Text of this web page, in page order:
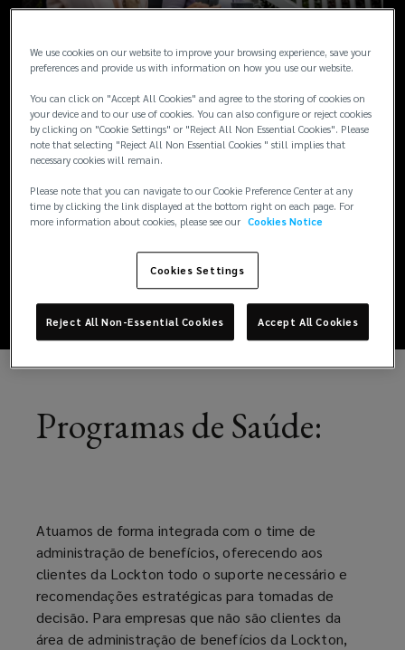
de
previdência
complementar,
você
uma
série
de
vantagens
seus
colaboradores.
Ele
Consultoria Atuarial
de Benefícios
A Lockton Consultoria conta com uma equipe
multidisciplinar, com larga experiência no
mercado em programas de saúde, altamente
qualificada, sendo responsável pelo desenho
e implementação do modelo em diversas
empresas nacionais e multinacionais.
Programas de Saúde:
Atuamos de forma integrada com o time de
administração de benefícios, oferecendo aos
clientes da Lockton todo o suporte necessário e
recomendações estratégicas para tomadas de
decisão. Para empresas que não são clientes da
área de administração de benefícios da Lockton,
We use cookies on our website to improve your browsing experience, save your
preferences and provide us with information on how you use our website.
You can click on "Accept All Cookies" and agree to the storing of cookies on
your device and to our use of cookies. You can also configure or reject cookies
by clicking on "Cookie Settings" or "Reject All Non Essential Cookies". Please
note that selecting "Reject All Non Essential Cookies " still implies that
necessary cookies will remain.
Please note that you can navigate to our Cookie Preference Center at any
time by clicking the link displayed at the bottom right on each page. For
more information about cookies, please see our Cookies Notice
Cookies Settings
Reject All Non-Essential Cookies Accept All Cookies